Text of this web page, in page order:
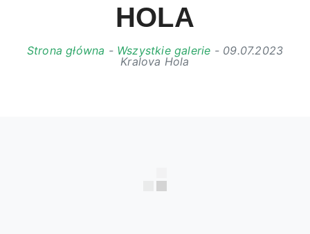
HOLA
Strona główna - Wszystkie galerie - 09.07.2023
Kralova Hola